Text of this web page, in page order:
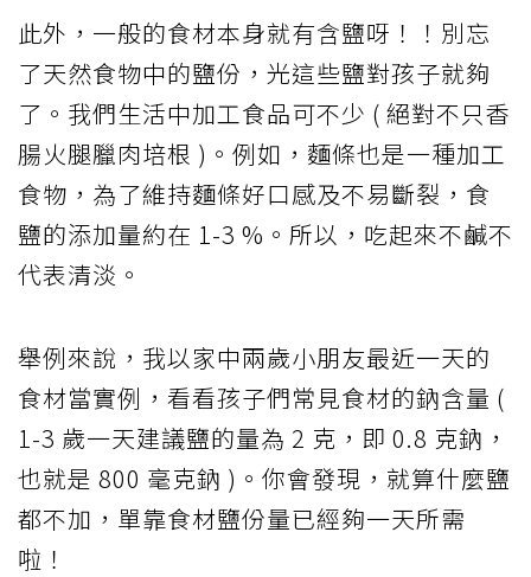
此外，一般的食材本身就有含鹽呀！！別忘
了天然食物中的鹽份，光這些鹽對孩子就夠
了。我們生活中加工食品可不少 ( 絕對不只香
腸火腿臘肉培根 )。例如，麵條也是一種加工
食物，為了維持麵條好口感及不易斷裂，食
鹽的添加量約在 1-3 %。所以，吃起來不鹹不
代表清淡。
舉例來說，我以家中兩歲小朋友最近一天的
食材當實例，看看孩子們常見食材的鈉含量 (
1-3 歲一天建議鹽的量為 2 克，即 0.8 克鈉，
也就是 800 毫克鈉 )。你會發現，就算什麼鹽
都不加，單靠食材鹽份量已經夠一天所需
啦！